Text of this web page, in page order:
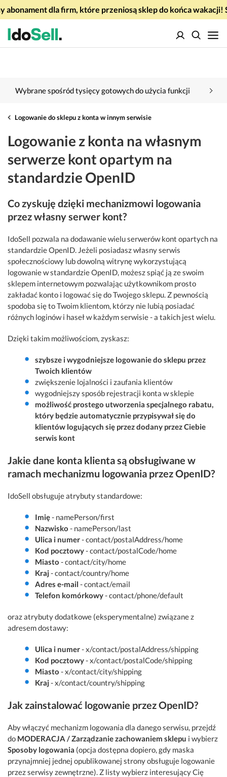
abonament dla firm, które przeniosą sklep do końca wakacji!
Wybrane spośród tysięcy gotowych do użycia funkcji
Logowanie do sklepu z konta w innym serwisie
Logowanie z konta na własnym
serwerze kont opartym na
standardzie OpenID
Co zyskuję dzięki mechanizmowi logowania
przez własny serwer kont?
IdoSell pozwala na dodawanie wielu serwerów kont opartych na
standardzie OpenID. Jeżeli posiadasz własny serwis
społecznościowy lub dowolną witrynę wykorzystującą
logowanie w standardzie OpenID, możesz spiąć ją ze swoim
sklepem internetowym pozwalając użytkownikom prosto
zakładać konto i logować się do Twojego sklepu. Z pewnością
spodoba się to Twoim klientom, którzy nie lubią posiadać
różnych loginów i haseł w każdym serwisie - a takich jest wielu.
Dzięki takim możliwościom, zyskasz:
szybsze i wygodniejsze logowanie do sklepu przez
Twoich klientów
zwiększenie lojalności i zaufania klientów
wygodniejszy sposób rejestracji konta w sklepie
możliwość prostego utworzenia specjalnego rabatu,
który będzie automatycznie przypisywał się do
klientów logujących się przez dodany przez Ciebie
serwis kont
Jakie dane konta klienta są obsługiwane w
ramach mechanizmu logowania przez OpenID?
IdoSell obsługuje atrybuty standardowe:
Imię- namePerson/first
Nazwisko - namePerson/last
Ulica i numer- contact/postalAddress/home
Kod pocztowy- contact/postalCode/home
Miasto - contact/city/home
Kraj - contact/country/home
Adres e-mail - contact/email
Telefon komórkowy- contact/phone/default
oraz atrybuty dodatkowe (eksperymentalne) związane z
adresem dostawy:
Ulica i numer- x/contact/postalAddress/shipping
Kod pocztowy- x/contact/postalCode/shipping
Miasto - x/contact/city/shipping
Kraj - x/contact/country/shipping
Jak zainstalować logowanie przez OpenID?
Aby włączyć mechanizm logowania dla danego serwisu, przejdź
do MODERACJA / Zarządzanie zachowaniem sklepu i wybierz
Sposoby logowania (opcja dostępna dopiero, gdy maska
przynajmniej jednej opublikowanej strony obsługuje logowanie
przez serwisy zewnętrzne). Z listy wybierz interesujący Cię